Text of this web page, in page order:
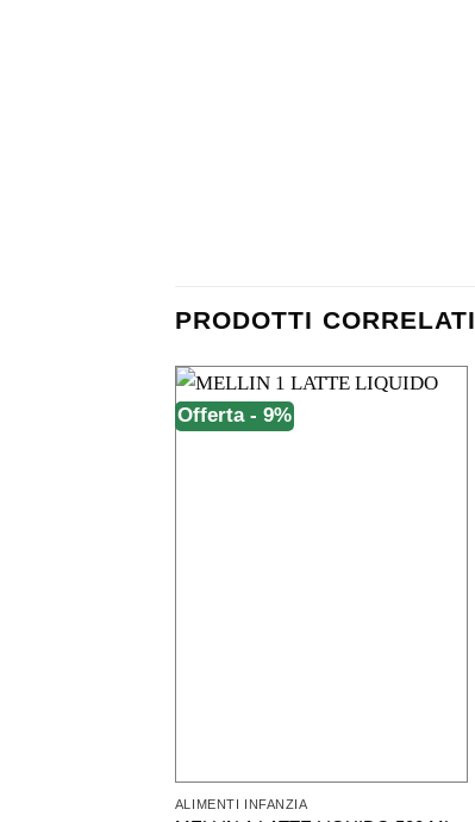
PRODOTTI CORRELATI
Offerta - 9%
ALIMENTI INFANZIA